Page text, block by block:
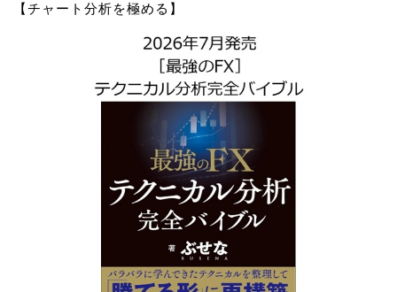
【チャート分析を極める】